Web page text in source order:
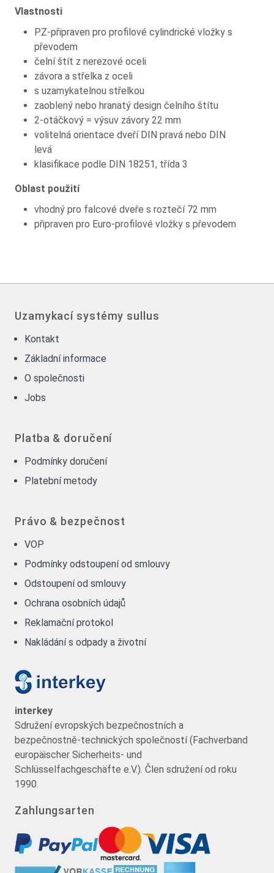
Vlastnosti
PZ-připraven pro profilové cylindrické vložky s
převodem
čelní štít z nerezové oceli
závora a střelka z oceli
s uzamykatelnou střelkou
zaoblený nebo hranatý design čelního štítu
2-otáčkový = výsuv závory 22 mm
volitelná orientace dveří DIN pravá nebo DIN
levá
klasifikace podle DIN 18251, třída 3
Oblast použití
vhodný pro falcové dveře s roztečí 72 mm
připraven pro Euro-profilové vložky s převodem
Uzamykací systémy sullus
Kontakt
Základní informace
O společnosti
Jobs
Platba & doručení
Podmínky doručení
Platební metody
Právo & bezpečnost
VOP
Podmínky odstoupení od smlouvy
Odstoupení od smlouvy
Ochrana osobních údajů
Reklamační protokol
Nakládání s odpady a životní
interkey
Sdružení evropských bezpečnostních a
bezpečnostně-technických společností (Fachverband
europäischer Sicherheits- und
Schlüsselfachgeschäfte e.V.). Člen sdružení od roku
1990.
Zahlungsarten